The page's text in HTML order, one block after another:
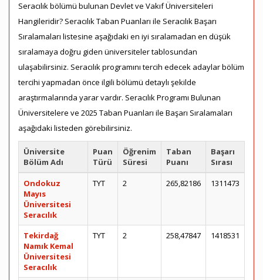
Seracılık bölümü bulunan Devlet ve Vakıf Üniversiteleri
Hangileridir? Seracılık Taban Puanları ile Seracılık Başarı
Sıralamaları listesine aşağıdaki en iyi sıralamadan en düşük
sıralamaya doğru giden üniversiteler tablosundan
ulaşabilirsiniz. Seracılık programını tercih edecek adaylar bölüm
tercihi yapmadan önce ilgili bölümü detaylı şekilde
araştırmalarında yarar vardır. Seracılık Programı Bulunan
Üniversitelere ve 2025 Taban Puanları ile Başarı Sıralamaları
aşağıdaki listeden görebilirsiniz.
Üniversite
Bölüm Adı
Puan
Türü
Öğrenim
Süresi
Taban
Puanı
Başarı
Sırası
Ondokuz
Mayıs
Üniversitesi
Seracılık
TYT 2 265,82186 1311473
Tekirdağ
Namık Kemal
Üniversitesi
Seracılık
TYT 2 258,47847 1418531